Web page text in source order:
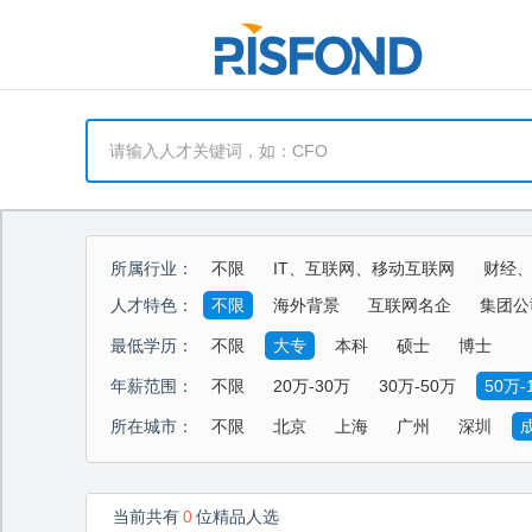
所属行业： 不限 IT、互联网、移动互联网
财经
能源、环保、化工、矿产
制药、医用、
酒店、餐饮、旅游
人才特色： 不限 海外背景 互联网名企 集团
最低学历： 不限 大专 本科 硕士 博士
年薪范围： 不限 20万-30万 30万-50万 50万-
所在城市： 不限 北京 上海 广州 深圳
当前共有0位精品人选